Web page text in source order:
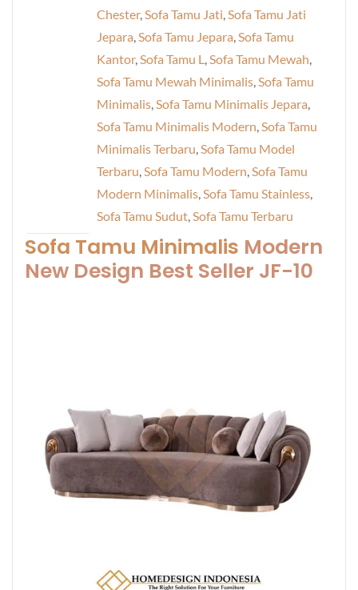
Chester, Sofa Tamu Jati Sofa Tamu Jati
Jepara Sofa Tamu Jepara Sofa Tamu
Kantor, Sofa Tamu L Sofa Tamu Mewah
Sofa Tamu Mewah Minimalis Sofa Tamu
Minimalis Sofa Tamu Minimalis Jepara
Sofa Tamu Minimalis Modern Sofa Tamu
Minimalis Terbaru Sofa Tamu Model
Terbaru Sofa Tamu Modern Sofa Tamu
Modern Minimalis Sofa Tamu Stainless
Sofa Tamu Sudut Sofa Tamu Terbaru
Sofa Tamu Minimalis Modern
New Design Best Seller JF-10